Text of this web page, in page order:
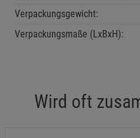
Verpackungsgewicht:
Verpackungsmaße (LxBxH):
Wird oft
Einstellungen speichern für die
Notwendige